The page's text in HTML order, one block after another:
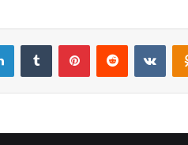
LinkedInTumblr PinterestReddit